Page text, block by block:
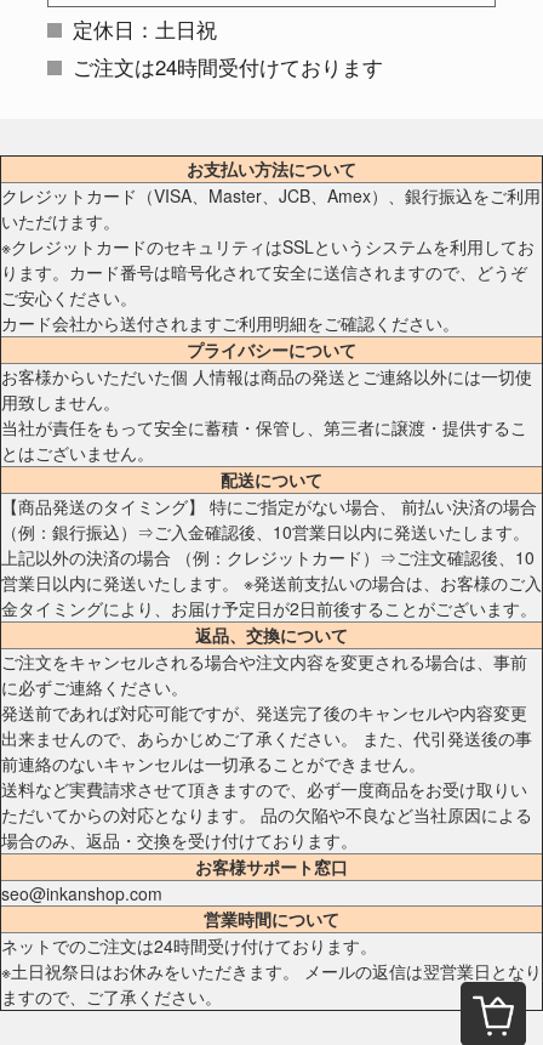
定休日：土日祝
ご注文は24時間受付けております
お支払い方法について
クレジットカード（VISA、Master、JCB、Amex）、銀行振込をご利用
いただけます。
※クレジットカードのセキュリティはSSLというシステムを利用してお
ります。カード番号は暗号化されて安全に送信されますので、どうぞ
ご安心ください。
カード会社から送付されますご利用明細をご確認ください。
プライバシーについて
お客様からいただいた個 人情報は商品の発送とご連絡以外には一切使
用致しません。
当社が責任をもって安全に蓄積・保管し、第三者に譲渡・提供するこ
とはございません。
配送について
【商品発送のタイミング】 特にご指定がない場合、 前払い決済の場合
（例：銀行振込）⇒ご入金確認後、10営業日以内に発送いたします。
上記以外の決済の場合 （例：クレジットカード）⇒ご注文確認後、10
営業日以内に発送いたします。 ※発送前支払いの場合は、お客様のご入
金タイミングにより、お届け予定日が2日前後することがございます。
返品、交換について
ご注文をキャンセルされる場合や注文内容を変更される場合は、事前
に必ずご連絡ください。
発送前であれば対応可能ですが、発送完了後のキャンセルや内容変更
出来ませんので、あらかじめご了承ください。 また、代引発送後の事
前連絡のないキャンセルは一切承ることができません。
送料など実費請求させて頂きますので、必ず一度商品をお受け取りい
ただいてからの対応となります。 品の欠陥や不良など当社原因による
場合のみ、返品・交換を受け付けております。
お客様サポート窓口
seo@inkanshop.com
営業時間について
ネットでのご注文は24時間受け付けております。
※土日祝祭日はお休みをいただきます。 メールの返信は翌営業日となり
ますので、ご了承ください。